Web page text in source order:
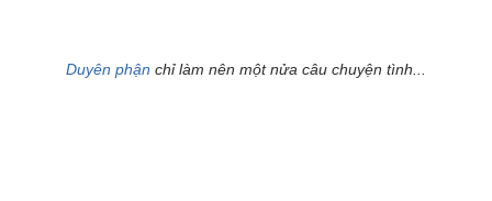
Duyên phận chỉ làm nên một nửa câu chuyện tình...